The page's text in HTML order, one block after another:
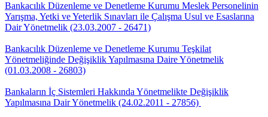
Bankacılık Düzenleme ve Denetleme Kurumu Meslek Personelinin
Yarışma, Yetki ve Yeterlik Sınavları ile Çalışma Usul ve Esaslarına
Dair Yönetmelik (23.03.2007 - 26471)
Bankacılık Düzenleme ve Denetleme Kurumu Teşkilat
Yönetmeliğinde Değişiklik Yapılmasına Daire Yönetmelik
(01.03.2008 - 26803)
Bankaların İç Sistemleri Hakkında Yönetmelikte Değişiklik
Yapılmasına Dair Yönetmelik (24.02.2011 - 27856)